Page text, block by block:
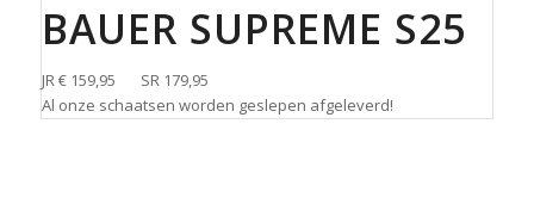
BAUER SUPREME S25
JR € 159,95 SR 179,95
Al onze schaatsen worden geslepen afgeleverd!